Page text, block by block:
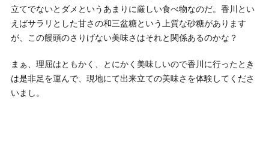
立てでないとダメというあまりに厳しい食べ物なのだ。香川とい
えばサラリとした甘さの和三盆糖という上質な砂糖があります
が、この饅頭のさりげない美味さはそれと関係あるのかな？
まぁ、理屈はともかく、とにかく美味しいので香川に行ったとき
は是非足を運んで、現地にて出来立ての美味さを体験してくださ
いまし。